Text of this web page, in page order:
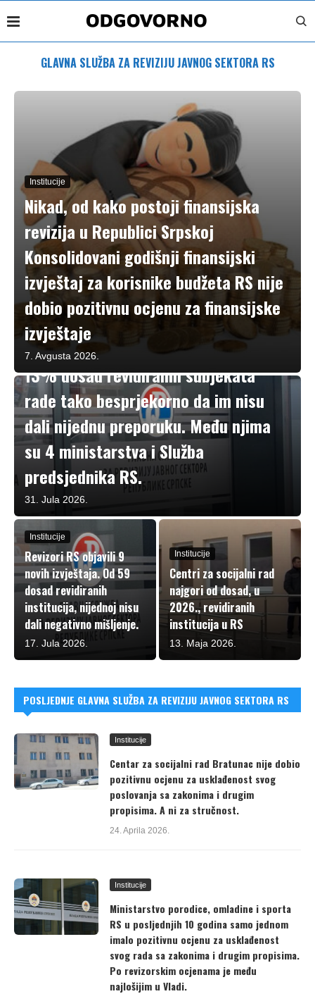
GLAVNA SLUŽBA ZA REVIZIJU JAVNOG SEKTORA RS
Institucije
Nikad, od kako postoji finansijska
revizija u Republici Srpskoj
Konsolidovani godišnji finansijski
izvještaj za korisnike budžeta RS nije
dobio pozitivnu ocjenu za finansijske
izvještaje
7. Avgusta 2026.
Institucije
Za revizore Republike Srpske čak
13% dosad revidiranih subjekata
rade tako besprjekorno da im nisu
dali nijednu preporuku. Među njima
su 4 ministarstva i Služba
predsjednika RS.
31. Jula 2026.
Institucije
Revizori RS objavili 9
novih izvještaja. Od 59
dosad revidiranih
institucija, nijednoj nisu
dali negativno mišljenje.
17. Jula 2026.
Institucije
Centri za socijalni rad
najgori od dosad, u
2026., revidiranih
institucija u RS
13. Maja 2026.
POSLJEDNJE GLAVNA SLUŽBA ZA REVIZIJU JAVNOG SEKTORA RS
Institucije
Centar za socijalni rad Bratunac nije dobio
pozitivnu ocjenu za usklađenost svog
poslovanja sa zakonima i drugim
propisima. A ni za stručnost.
24. Aprila 2026.
Institucije
Ministarstvo porodice, omladine i sporta
RS u posljednjih 10 godina samo jednom
imalo pozitivnu ocjenu za usklađenost
svog rada sa zakonima i drugim propisima.
Po revizorskim ocjenama je među
najlošijim u Vladi.